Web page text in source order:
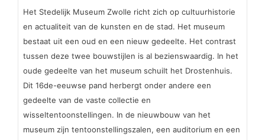
Het Stedelijk Museum Zwolle richt zich op cultuurhistorie
en actualiteit van de kunsten en de stad. Het museum
bestaat uit een oud en een nieuw gedeelte. Het contrast
tussen deze twee bouwstijlen is al bezienswaardig. In het
oude gedeelte van het museum schuilt het Drostenhuis.
Dit 16de-eeuwse pand herbergt onder andere een
gedeelte van de vaste collectie en
wisseltentoonstellingen. In de nieuwbouw van het
museum zijn tentoonstellingszalen, een auditorium en een